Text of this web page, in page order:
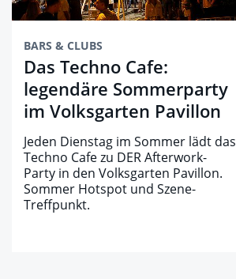
BARS & CLUBS
Das Techno Cafe:
legendäre Sommerparty
im Volksgarten Pavillon
Jeden Dienstag im Sommer lädt das
Techno Cafe zu DER Afterwork-
Party in den Volksgarten Pavillon.
Sommer Hotspot und Szene-
Treffpunkt.